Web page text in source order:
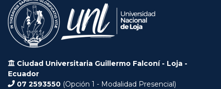
Ciudad Universitaria Guillermo Falconí - Loja -
Ecuador
07 2593550 (Opción 1 - Modalidad Presencial)